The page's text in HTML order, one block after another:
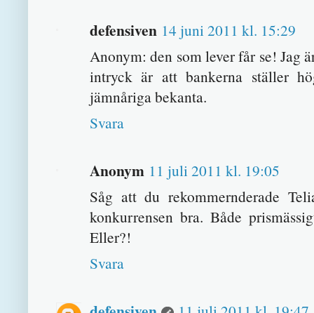
defensiven 14 juni 2011 kl. 15:29
Anonym: den som lever får se! Jag
intryck är att bankerna ställer
jämnåriga bekanta.
Svara
Anonym 11 juli 2011 kl. 19:05
Såg att du rekommernderade
konkurrensen bra. Både
Eller?!
Svara